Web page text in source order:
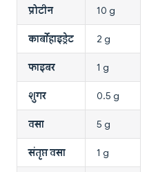
प्रोटीन 10 g
कार्बोहाइड्रेट 2 g
फाइबर 1 g
शुगर 0.5 g
वसा 5 g
संतृप्त वसा 1 g